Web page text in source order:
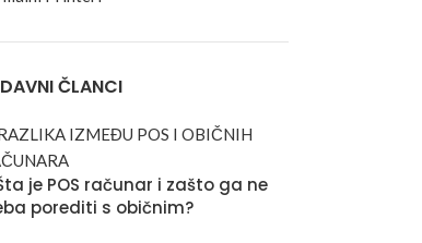
ČLANCI
je POS računar i zašto ga ne
porediti s običnim?